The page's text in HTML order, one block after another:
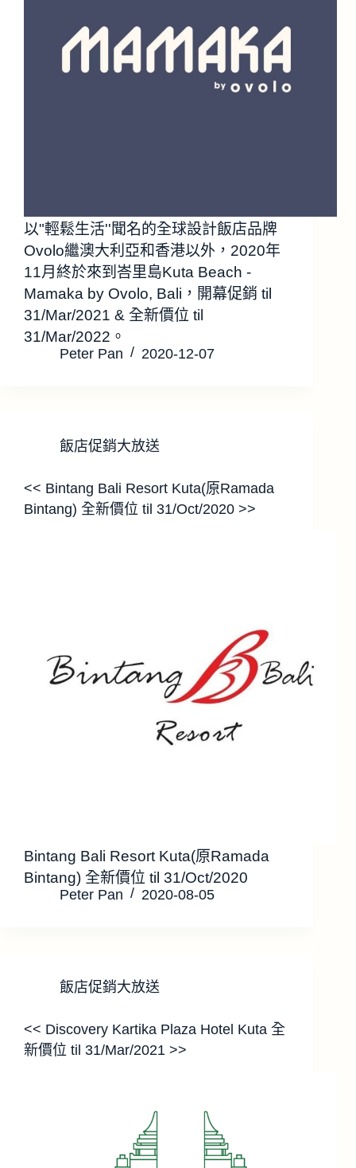
以"輕鬆生活''聞名的全球設計飯店品牌
Ovolo繼澳大利亞和香港以外，2020年
11月終於來到峇里島Kuta Beach -
Mamaka by Ovolo, Bali，開幕促銷 til
31/Mar/2021 & 全新價位 til
31/Mar/2022。
Peter Pan 2020-12-07
飯店促銷大放送
<< Bintang Bali Resort Kuta(原Ramada
Bintang) 全新價位 til 31/Oct/2020 >>
Bintang Bali Resort Kuta(原Ramada
Bintang) 全新價位 til 31/Oct/2020
Peter Pan 2020-08-05
飯店促銷大放送
<< Discovery Kartika Plaza Hotel Kuta 全
新價位 til 31/Mar/2021 >>